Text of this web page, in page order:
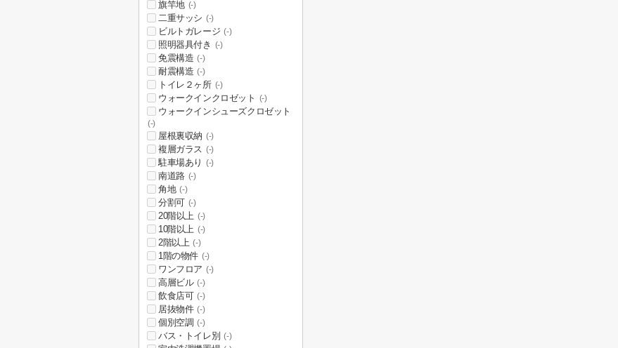
旗竿地 (-)
二重サッシ (-)
ビルトガレージ (-)
照明器具付き (-)
免震構造 (-)
耐震構造 (-)
トイレ２ヶ所 (-)
ウォークインクロゼット (-)
ウォークインシューズクロゼット
(-)
屋根裏収納 (-)
複層ガラス (-)
駐車場あり (-)
南道路 (-)
角地 (-)
分割可 (-)
20階以上 (-)
10階以上 (-)
2階以上 (-)
1階の物件 (-)
ワンフロア (-)
高層ビル (-)
飲食店可 (-)
居抜物件 (-)
個別空調 (-)
バス・トイレ別 (-)